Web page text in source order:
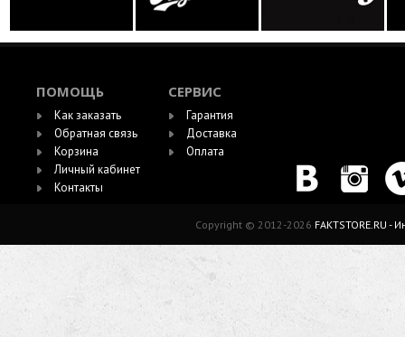
ПОМОЩЬ
Как заказать
Обратная связь
Корзина
Личный кабинет
Контакты
СЕРВИС
Гарантия
Доставка
Оплата
Copyright © 2012-2026 FAKTSTORE.RU